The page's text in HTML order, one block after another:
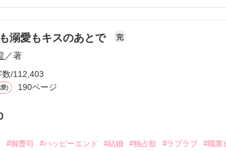
ストーカー被害に
居を提案してきて――。
ワンナイトした美青年と再会。なんと彼の正体は、とあ
業した新進気鋭の実業家、社内でも冷徹だと評判な社長
話係を命じられた美桜は、猫の世話を口実にしばしば呼び
溺愛もキスのあとで 完
／著
数/112,403
) 190ページ
#御曹司 #ハッピーエンド #結婚 #独占欲 #ラブラブ #職業